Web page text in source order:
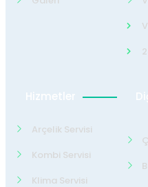
Hizmetler
Arçelik Servisi
Kombi Servisi
Klima Servisi